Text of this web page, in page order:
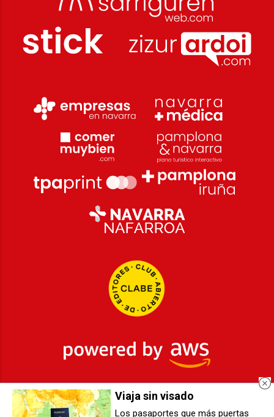
2026© Grupo Comunikaze
Viaja sin visado
Los pasaportes que más puertas